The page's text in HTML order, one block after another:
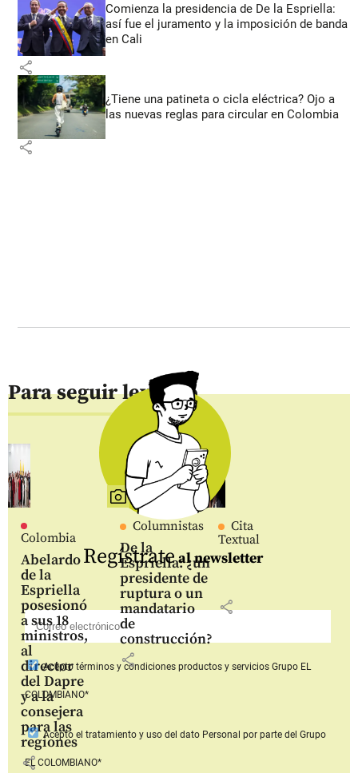
Comienza la presidencia de De la Espriella:
así fue el juramento y la imposición de banda
en Cali
share
¿Tiene una patineta o cicla eléctrica? Ojo a
las nuevas reglas para circular en Colombia
share
Para seguir leyendo
Colombia
Abelardo
de la
Espriella
posesionó
a sus 18
ministros,
al
director
del Dapre
y a la
consejera
para las
regiones
share
Columnistas
De la
Espriella: ¿un
presidente de
ruptura o un
mandatario
de
construcción?
share
Cita
Textual
share
Regístrateal newsletter
Aceptotérminos y condiciones productos y serviciosGrupo EL
COLOMBIANO*
Acepto el tratamiento y uso del dato Personal por parte del Grupo
EL COLOMBIANO*